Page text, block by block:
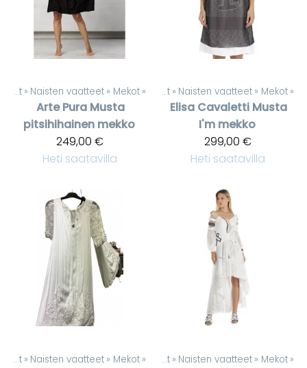
Tuotteet ‪» Naisten vaatteet ‪» Mekot ‪»
Arte Pura Musta
pitsihihainen mekko
249,00 €
Heti saatavilla
Tuotteet ‪» Naisten vaatteet ‪» Mekot ‪»
Elisa Cavaletti Musta
I'm mekko
299,00 €
Heti saatavilla
Tuotteet ‪» Naisten vaatteet ‪» Mekot ‪» Tuotteet ‪» Naisten vaatteet ‪» Mekot ‪»